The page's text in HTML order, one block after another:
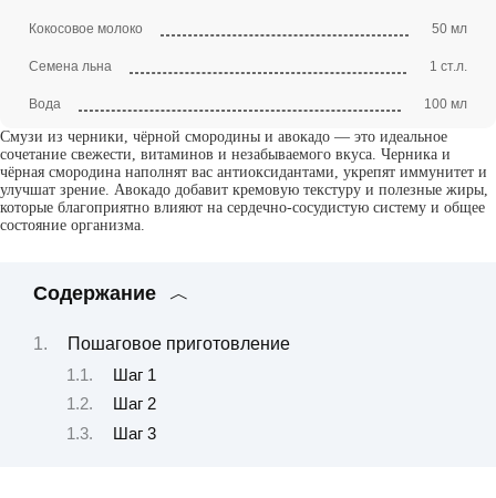
Кокосовое молоко 50 мл
Семена льна 1 ст.л.
Вода 100 мл
Смузи из черники, чёрной смородины и авокадо — это идеальное
сочетание свежести, витаминов и незабываемого вкуса. Черника и
чёрная смородина наполнят вас антиоксидантами, укрепят иммунитет и
улучшат зрение. Авокадо добавит кремовую текстуру и полезные жиры,
которые благоприятно влияют на сердечно-сосудистую систему и общее
состояние организма.
Содержание
Пошаговое приготовление
Шаг 1
Шаг 2
Шаг 3